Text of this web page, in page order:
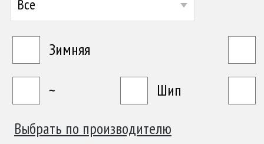
Все
Зимняя
~
Шип
Выбрать по производителю